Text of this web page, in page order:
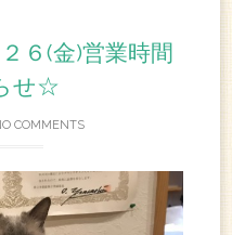
６(金)営業時間
せ☆
COMMENTS